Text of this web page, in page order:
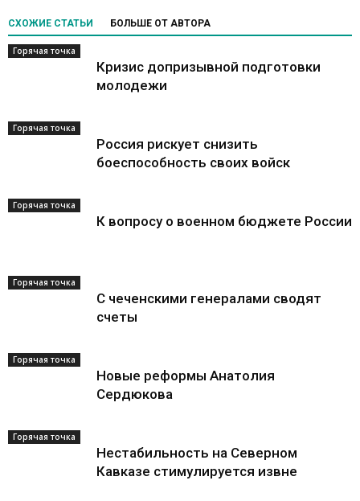
СХОЖИЕ СТАТЬИ БОЛЬШЕ ОТ АВТОРА
Горячая точка
Кризис допризывной подготовки
молодежи
Горячая точка
Россия рискует снизить
боеспособность своих войск
Горячая точка
К вопросу о военном бюджете России
Горячая точка
С чеченскими генералами сводят
счеты
Горячая точка
Новые реформы Анатолия
Сердюкова
Горячая точка
Нестабильность на Северном
Кавказе стимулируется извне